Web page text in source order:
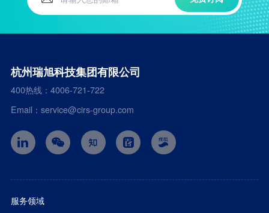
杭州瑞旭科技集团有限公司
400热线：4006-721-722
Email：service@cirs-group.com
服务领域